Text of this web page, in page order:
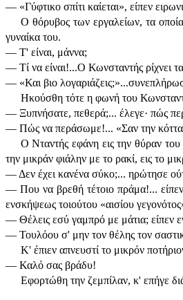
— «Γύφτικο σπίτι καίεται», είπεν
Ο θόρυβος των εργαλείων, τα
γυναίκα του.
— Τ' είναι, μάννα;
— Τί να είναι!...Ο Κωνσταντής ρίχνει
— «Και βιο
Ηκούσθη τότε η φωνή του
— Ξυπνήσατε, πεθερά;... έλεγε· πώς
— Πώς να περάσωμε!... «Σαν την κόττα
Ο Νταντής εφάνη εις την θύραν
την μικράν φιάλην με το ρακί, εις το
— Δεν έχει κανένα σύκο;... ηρώτησε
— Που να βρεθή τέτοιο πράμα!... είπεν
ενσκήψεως τοιούτου «αισίου
— Θέλεις εσύ γαμπρό με μάτια; είπεν
— Τουλόου σ' μην τον θέλης τον
Κ' έπιεν απνευστί το μικρόν
— Καλό σας βράδυ!
Εφορτώθη την ζεμπίλαν, κ' επήγε